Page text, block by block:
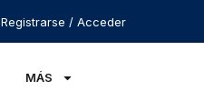
Registrarse / Acceder
MÁS